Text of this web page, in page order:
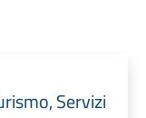
Servizi